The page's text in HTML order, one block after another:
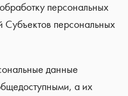
персональных
персональных
данные
а их